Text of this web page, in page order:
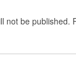
not be published.